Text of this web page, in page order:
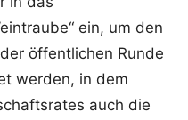
ein, um den
öffentlichen Runde
werden, in dem
auch die